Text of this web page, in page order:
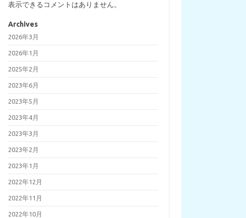
表示できるコメントはありません。
Archives
2026年3月
2026年1月
2025年2月
2023年6月
2023年5月
2023年4月
2023年3月
2023年2月
2023年1月
2022年12月
2022年11月
2022年10月